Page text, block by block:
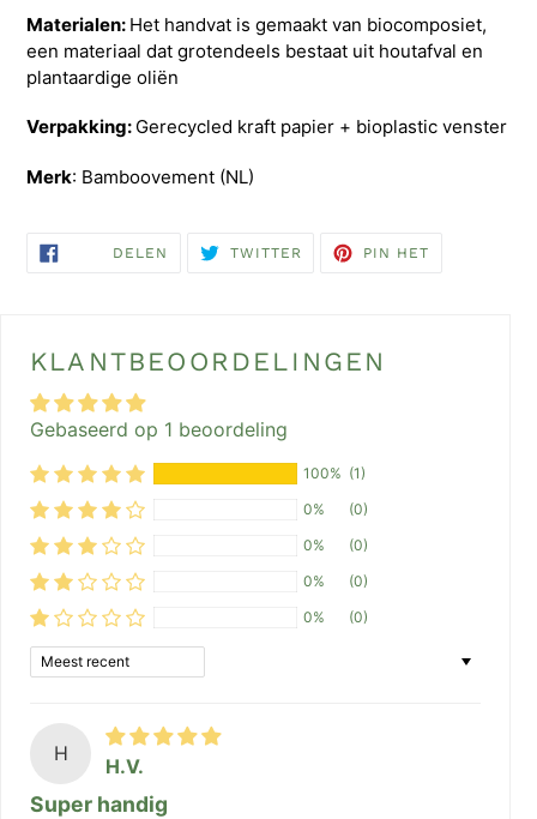
Materialen: Het handvat is gemaakt van biocomposiet,
een materiaal dat grotendeels bestaat uit houtafval en
plantaardige oliën
Verpakking: Gerecycled kraft papier + bioplastic venster
Merk: Bamboovement (NL)
DELEN DELEN
TWITTER TWITTEREN
OP
PIN HET
KLANTBEOORDELINGEN
Gebaseerd op 1 beoordeling
100% (1)
0%
(0)
0%
(0)
0%
(0)
0%
(0)
Sort by
H
H.V.
Super handig